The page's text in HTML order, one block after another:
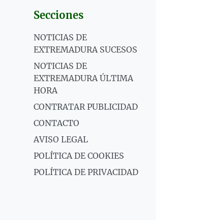
Secciones
NOTICIAS DE
EXTREMADURA SUCESOS
NOTICIAS DE
EXTREMADURA ÚLTIMA
HORA
CONTRATAR PUBLICIDAD
CONTACTO
AVISO LEGAL
POLÍTICA DE COOKIES
POLÍTICA DE PRIVACIDAD